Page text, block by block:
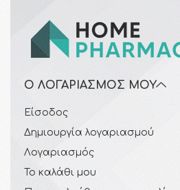
Ο ΛΟΓΑΡΙΑΣΜΌΣ ΜΟΥ
Είσοδος
Δημιουργία λογαριασμού
Λογαριασμός
Το καλάθι μου